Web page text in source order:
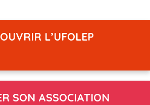
L’UFOLEP
SON ASSOCIATION